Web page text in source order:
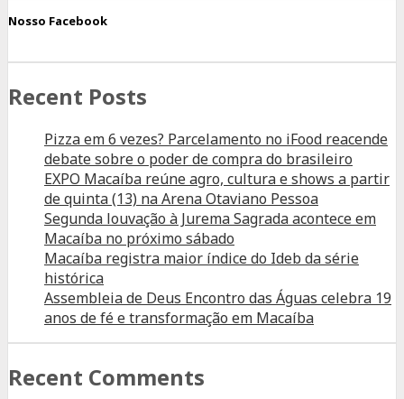
Você
Saber
Nosso Facebook
Recent Posts
Pizza em 6 vezes? Parcelamento no iFood reacende
debate sobre o poder de compra do brasileiro
EXPO Macaíba reúne agro, cultura e shows a partir
de quinta (13) na Arena Otaviano Pessoa
Segunda louvação à Jurema Sagrada acontece em
Macaíba no próximo sábado
Macaíba registra maior índice do Ideb da série
histórica
Assembleia de Deus Encontro das Águas celebra 19
anos de fé e transformação em Macaíba
Recent Comments